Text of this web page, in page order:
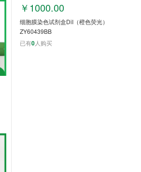
￥1000.00
细胞膜染色试剂盒DiI（橙色荧光）
ZY60439BB
已有0人购买